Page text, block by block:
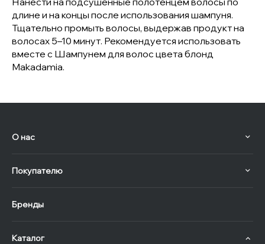
длине и на концы после использования шампуня.
Тщательно промыть волосы, выдержав продукт на
волосах 5–10 минут. Рекомендуется использовать
вместе с Шампунем для волос цвета блонд
Makadamia.
О нас
Покупателю
Бренды
Каталог